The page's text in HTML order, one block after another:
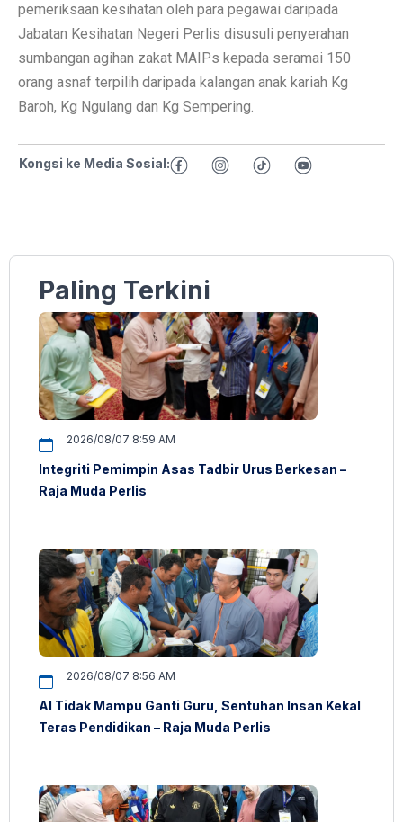
pemeriksaan kesihatan oleh para pegawai daripada
Jabatan Kesihatan Negeri Perlis disusuli penyerahan
sumbangan agihan zakat MAIPs kepada seramai 150
orang asnaf terpilih daripada kalangan anak kariah Kg
Baroh, Kg Ngulang dan Kg Sempering.
Kongsi ke Media Sosial:
Paling Terkini
2026/08/07 8:59 AM
Integriti Pemimpin Asas Tadbir Urus Berkesan –
Raja Muda Perlis
2026/08/07 8:56 AM
AI Tidak Mampu Ganti Guru, Sentuhan Insan Kekal
Teras Pendidikan – Raja Muda Perlis